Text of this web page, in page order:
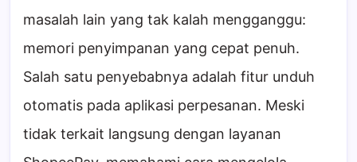
masalah lain yang tak kalah mengganggu:
memori penyimpanan yang cepat penuh.
Salah satu penyebabnya adalah fitur unduh
otomatis pada aplikasi perpesanan. Meski
tidak terkait langsung dengan layanan